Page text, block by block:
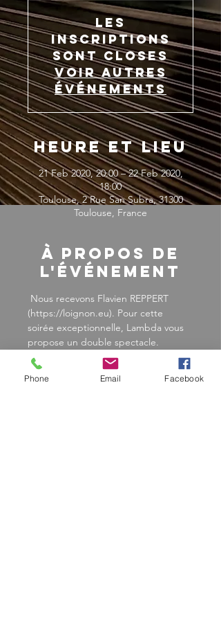
Les
inscriptions
sont closes
Voir autres
événements
Heure et lieu
21 Feb 2020, 20:00 – 22 Feb 2020,
18:00
Toulouse, 2 Rue San Subra, 31300
Toulouse, France
À propos de
l'événement
Nous recevons Flavien REPPERT
(https://loignon.eu). Pour cette
soirée exceptionnelle, Lambda vous
propose un double spectacle.
Une suggestion secrète et la
musicienne fait naître les sons. Les
comédiens feront résonance aux
Phone Email Facebook